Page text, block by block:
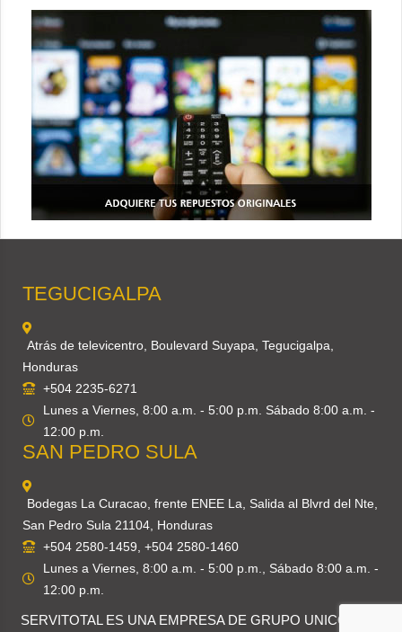
TEGUCIGALPA
Atrás de televicentro, Boulevard Suyapa, Tegucigalpa,
Honduras
+504 2235-6271
Lunes a Viernes, 8:00 a.m. - 5:00 p.m. Sábado 8:00 a.m. -
12:00 p.m.
SAN PEDRO SULA
Bodegas La Curacao, frente ENEE La, Salida al Blvrd del Nte,
San Pedro Sula 21104, Honduras
+504 2580-1459, +504 2580-1460
Lunes a Viernes, 8:00 a.m. - 5:00 p.m., Sábado 8:00 a.m. -
12:00 p.m.
SERVITOTAL ES UNA EMPRESA DE GRUPO UNICOMER